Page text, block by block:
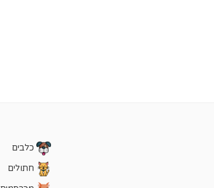
כלבים
חתולים